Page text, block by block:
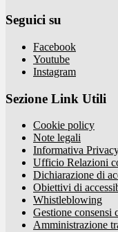
Seguici su
Facebook
Youtube
Instagram
Sezione Link Utili
Cookie policy
Note legali
Informativa
Ufficio Relazioni
Dichiarazione di
Obiettivi di
Whistleblowing
Gestione consensi
Amministrazione